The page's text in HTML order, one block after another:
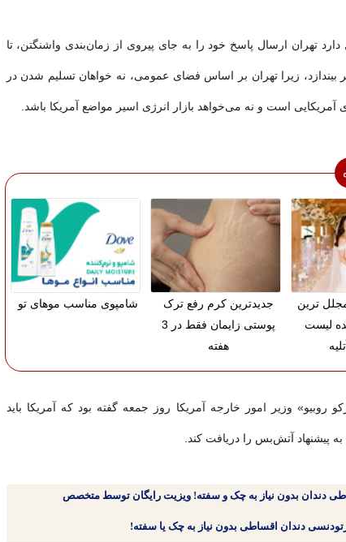
تهران ارسال پاسخ خود را به جای پیروی از زمان‌بندی واشنگتن، تا
بیندازد، زیرا تهران بر اساس فضای عمومی، نه خواهان تسلیم شدن در
آمریکایی است و نه می‌خواهد بازار انرژی اسیر مواضع آمریکا باشد.
مجلل ترین
لیست
جدیدترین کرم رفع ترک
پوستی زایمان فقط در 3
هفته
شامپوی مناسب موهای تو
روبیو» وزیر امور خارجه آمریکا روز جمعه گفته بود که آمریکا باید
پیشنهاد آتش‌بس را دریافت کند.
دندان بدون نیاز به چک و سفته! ویزیت رایگان توسط متخصص